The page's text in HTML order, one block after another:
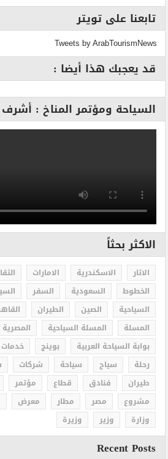
تابعنا على تويتر
Tweets by ArabTourismNews
قد يعجبك هذا أيضا :
السياحة ومؤتمر المناخ :
الاكثر بحثاً
الاثار الاسكندرية الامارات
الخطوط
السعودية السفر
السياحية
الصين الطيران
المسلة
المسلة السياحية المصرية
بوابة السياحة العربية
بوينج خدمات
رحلة
سياح سياحة شركات
طيران
فنادق قطاع مؤتمر
مشروع
مصر مطار معرض
وزارة
وزير وزيرة
Recent Posts